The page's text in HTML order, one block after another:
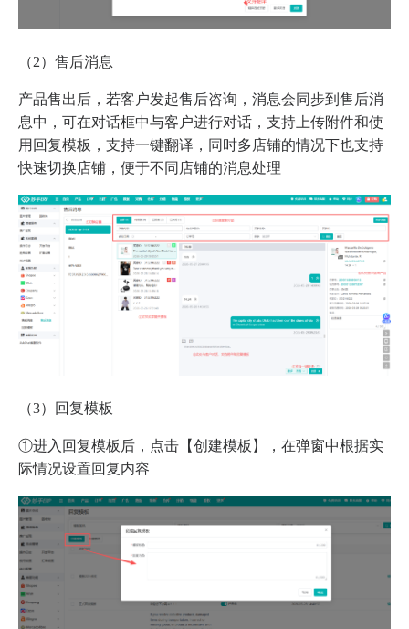
（2）售后消息
产品售出后，若客户发起售后咨询，消息会同步到售后消
息中，可在对话框中与客户进行对话，支持上传附件和使
用回复模板，支持一键翻译，同时多店铺的情况下也支持
快速切换店铺，便于不同店铺的消息处理
（3）回复模板
①进入回复模板后，点击【创建模板】，在弹窗中根据实
际情况设置回复内容